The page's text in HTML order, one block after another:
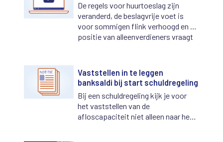
De regels voor huurtoeslag zijn
veranderd, de beslagvrije voet is
voor sommigen flink verhoogd en de
positie van alleenverdieners vraagt
NVVK en bureau Wsnp.
Vaststellen in te leggen
banksaldi bij start schuldregeling
Bij een schuldregeling kijk je voor
het vaststellen van de
afloscapaciteit niet alleen naar het